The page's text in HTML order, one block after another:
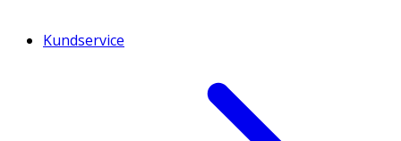
Kundservice